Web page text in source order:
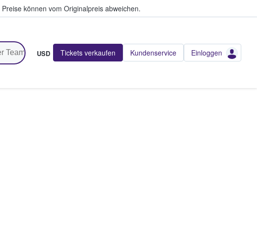
Preise können vom Originalpreis abweichen.
USD Tickets verkaufen Kundenservice Einloggen